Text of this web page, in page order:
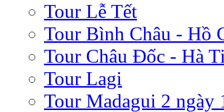
Tour Lễ Tết
Tour Bình Châu - Hồ
Tour Châu Đốc - Hà
Tour Lagi
Tour Madagui 2 ngày